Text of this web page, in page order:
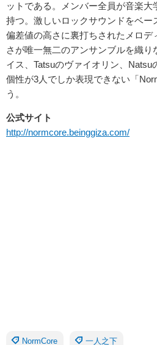
ットである。メンバー全員が音楽
持つ。激しいロックサウンドをベー
偏差値の高さに裏打ちされたメロデ
さが唯一無二のアンサンブルを織
イス、Tatsuのヴァイオリン、Natsu
個性が3人でしか表現できない「
う。
公式サイト
http://normcore.beinggiza.com/
NormCore 一人之下